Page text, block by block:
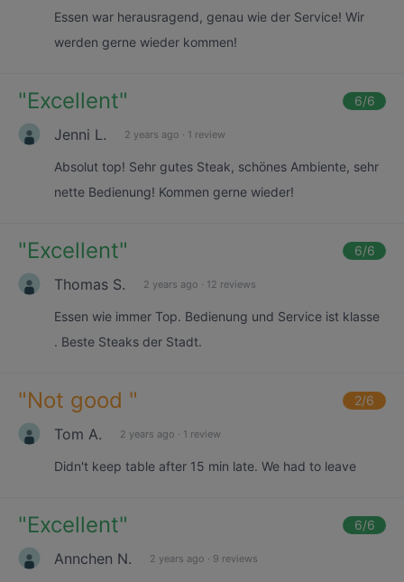
Essen war herausragend, genau wie der Service! Wir
werden gerne wieder kommen!
"Excellent" 6/6
Jenni L. 2 years ago · 1 review
Absolut top! Sehr gutes Steak, schönes Ambiente, sehr
nette Bedienung! Kommen gerne wieder!
"Excellent" 6/6
Thomas S. 2 years ago · 12 reviews
Essen wie immer Top. Bedienung und Service ist klasse
. Beste Steaks der Stadt.
"Not good " 2/6
Tom A. 2 years ago · 1 review
Didn't keep table after 15 min late. We had to leave
"Excellent" 6/6
Annchen N. 2 years ago · 9 reviews